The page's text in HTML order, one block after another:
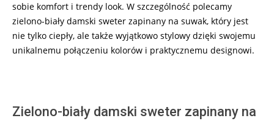
sobie komfort i trendy look. W szczególność polecamy
zielono-biały damski sweter zapinany na suwak, który jest
nie tylko ciepły, ale także wyjątkowo stylowy dzięki swojemu
unikalnemu połączeniu kolorów i praktycznemu designowi.
Zielono-biały damski sweter zapinany na